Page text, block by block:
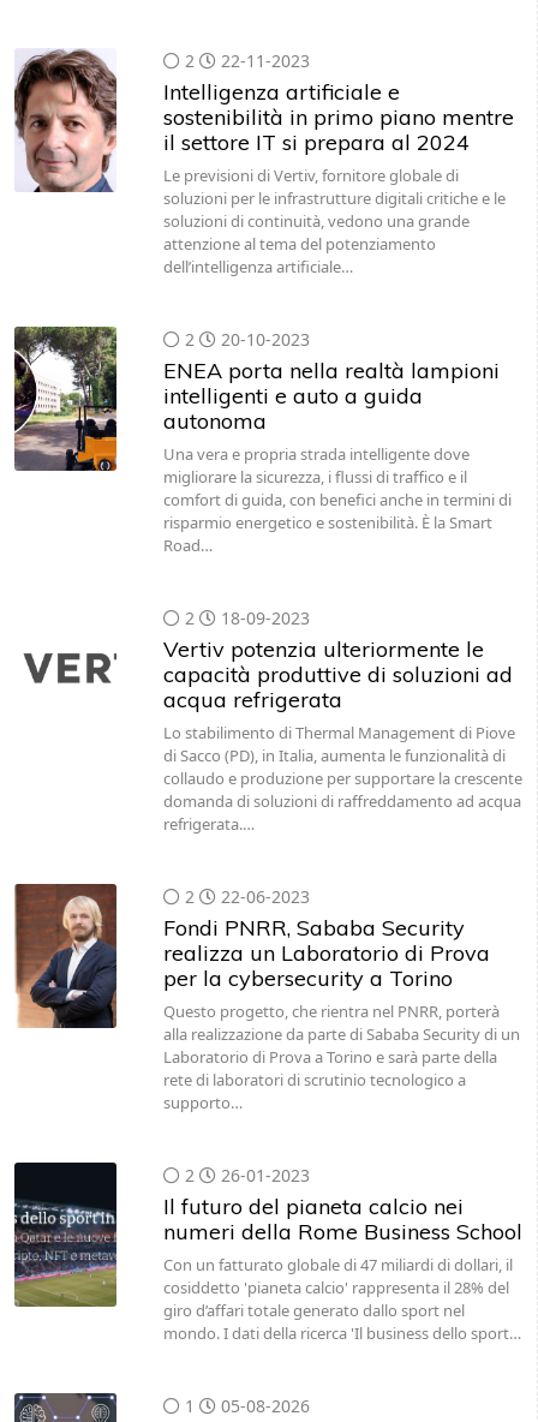
2 22-11-2023
Intelligenza artificiale e
sostenibilità in primo piano mentre
il settore IT si prepara al 2024
Le previsioni di Vertiv, fornitore globale di
soluzioni per le infrastrutture digitali critiche e le
soluzioni di continuità, vedono una grande
attenzione al tema del potenziamento
dell’intelligenza artificiale…
2 20-10-2023
ENEA porta nella realtà lampioni
intelligenti e auto a guida
autonoma
Una vera e propria strada intelligente dove
migliorare la sicurezza, i flussi di traffico e il
comfort di guida, con benefici anche in termini di
risparmio energetico e sostenibilità. È la Smart
Road…
2 18-09-2023
Vertiv potenzia ulteriormente le
capacità produttive di soluzioni ad
acqua refrigerata
Lo stabilimento di Thermal Management di Piove
di Sacco (PD), in Italia, aumenta le funzionalità di
collaudo e produzione per supportare la crescente
domanda di soluzioni di raffreddamento ad acqua
refrigerata.…
2 22-06-2023
Fondi PNRR, Sababa Security
realizza un Laboratorio di Prova
per la cybersecurity a Torino
Questo progetto, che rientra nel PNRR, porterà
alla realizzazione da parte di Sababa Security di un
Laboratorio di Prova a Torino e sarà parte della
rete di laboratori di scrutinio tecnologico a
supporto…
2 26-01-2023
Il futuro del pianeta calcio nei
numeri della Rome Business School
Con un fatturato globale di 47 miliardi di dollari, il
cosiddetto 'pianeta calcio' rappresenta il 28% del
giro d’affari totale generato dallo sport nel
mondo. I dati della ricerca 'Il business dello sport…
1 05-08-2026